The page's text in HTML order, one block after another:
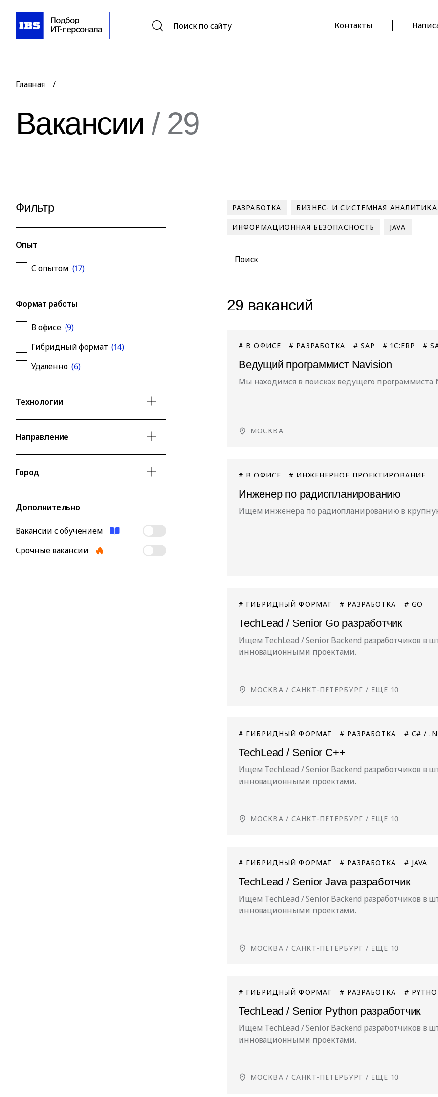
Поиск по сайту Контакты
Главная /
Вакансии / 29
Фильтр
Опыт
С опытом(17)
Формат работы
В офисе (9)
Гибридный формат(14)
Удаленно(6)
Технологии
Направление
Город
Дополнительно
Вакансии с обучением
Срочные вакансии
РАЗРАБОТКА БИЗНЕС- И СИСТЕМНАЯ АНАЛИТИКА
ИНФОРМАЦИОННАЯ БЕЗОПАСНОСТЬ JAVA
29 вакансий
# В ОФИСЕ # РАЗРАБОТКА # SAP # 1C:ERP #
Ведущий программист Navision
Мы находимся в поисках ведущего программиста
МОСКВА
# В ОФИСЕ # ИНЖЕНЕРНОЕ ПРОЕКТИРОВАНИЕ
Инженер по радиопланированию
Ищем инженера по радиопланированию в
# ГИБРИДНЫЙ ФОРМАТ # РАЗРАБОТКА # GO
TechLead / Senior Go разработчик
Ищем TechLead / Senior Backend разработчиков
инновационными проектами.
МОСКВА / САНКТ-ПЕТЕРБУРГ / ЕЩЕ 10
# ГИБРИДНЫЙ ФОРМАТ # РАЗРАБОТКА # C# /
TechLead / Senior C++
Ищем TechLead / Senior Backend разработчиков
инновационными проектами.
МОСКВА / САНКТ-ПЕТЕРБУРГ / ЕЩЕ 10
# ГИБРИДНЫЙ ФОРМАТ # РАЗРАБОТКА # JAVA
TechLead / Senior Java разработчик
Ищем TechLead / Senior Backend разработчиков
инновационными проектами.
МОСКВА / САНКТ-ПЕТЕРБУРГ / ЕЩЕ 10
# ГИБРИДНЫЙ ФОРМАТ # РАЗРАБОТКА #
TechLead / Senior Python разработчик
Ищем TechLead / Senior Backend разработчиков
инновационными проектами.
МОСКВА / САНКТ-ПЕТЕРБУРГ / ЕЩЕ 10